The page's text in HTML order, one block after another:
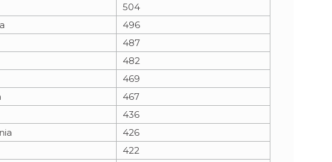
504
496
487
482
469
467
436
426
422